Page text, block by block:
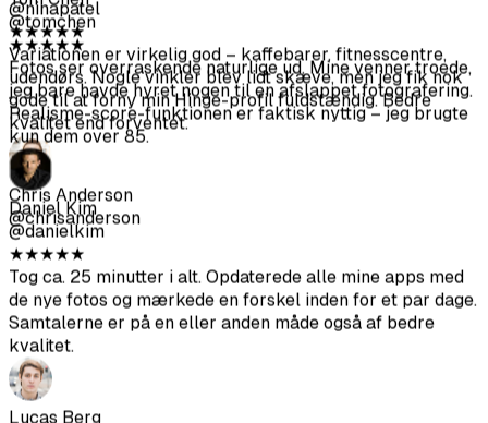
arbejdsdagens slutning. Meget nemmere end at
koordinere med en fotograf.
Nina Patel
@ninapatel
★★★
Variationen er virkelig god – kaffebarer, fitnesscentre,
udendørs. Nogle vinkler blev lidt skæve, men jeg fik nok
gode til at forny min Hinge-profil fuldstændig. Bedre
kvalitet end forventet.
Chris Anderson
@chrisanderson
Daniel Kim
@danielkim
★★★★★
Tog ca. 25 minutter i alt. Opdaterede alle mine apps med
de nye fotos og mærkede en forskel inden for et par dage.
Samtalerne er på en eller anden måde også af bedre
kvalitet.
Lucas Berg
@lucasberg
★★★★★
For prisen er det bestemt værd at prøve. Ikke hvert foto
er perfekt, men du får så mange muligheder, at du finder
masser af gode. Meget billigere end min mislykkede
fotosession sidste år.